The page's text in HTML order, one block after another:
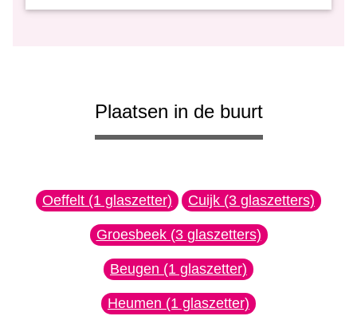
Plaatsen in de buurt
Oeffelt (1 glaszetter) Cuijk (3 glaszetters)
Groesbeek (3 glaszetters)
Beugen (1 glaszetter)
Heumen (1 glaszetter)